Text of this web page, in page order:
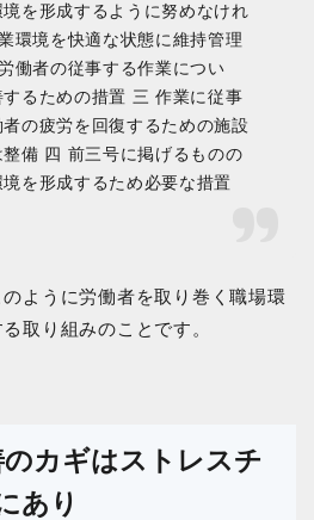
を形成するように努めなけれ
環境を快適な状態に維持管理
働者の従事する作業につい
るための措置 三 作業に従事
の疲労を回復するための施設
備 四 前三号に掲げるものの
を形成するため必要な措置
ように労働者を取り巻く職場環
取り組みのことです。
カギはストレスチ
あり